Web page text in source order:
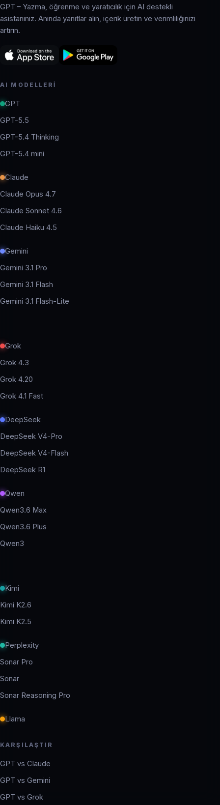
GPT – Yazma, öğrenme ve yaratıcılık için AI destekli
asistanınız. Anında yanıtlar alın, içerik üretin ve verimliliğinizi
artırın.
AI MODELLERI
GPT
GPT-5.5
GPT-5.4 Thinking
GPT-5.4 mini
Claude
Claude Opus 4.7
Claude Sonnet 4.6
Claude Haiku 4.5
Gemini
Gemini 3.1 Pro
Gemini 3.1 Flash
Gemini 3.1 Flash-Lite
Grok
Grok 4.3
Grok 4.20
Grok 4.1 Fast
DeepSeek
DeepSeek V4-Pro
DeepSeek V4-Flash
DeepSeek R1
Qwen
Qwen3.6 Max
Qwen3.6 Plus
Qwen3
Kimi
Kimi K2.6
Kimi K2.5
Perplexity
Sonar Pro
Sonar
Sonar Reasoning Pro
Llama
KARŞILAŞTIR
GPT vs Claude
GPT vs Gemini
GPT vs Grok